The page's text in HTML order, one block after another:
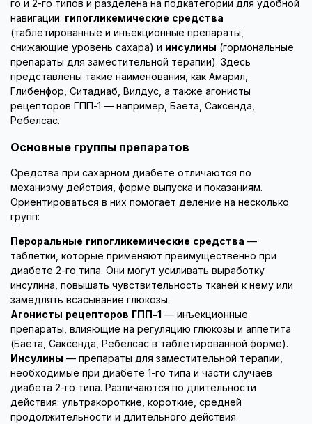
го и 2-го типов и разделена на подкатегории для удобной
навигации: гипогликемические средства
(таблетированные и инъекционные препараты,
снижающие уровень сахара) и инсулины (гормональные
препараты для заместительной терапии). Здесь
представлены такие наименования, как Амарил,
Глибенфор, Ситадиаб, Вилдус, а также агонисты
рецепторов ГПП-1 — например, Баета, Саксенда,
Ребелсас.
Основные группы препаратов
Средства при сахарном диабете отличаются по
механизму действия, форме выпуска и показаниям.
Ориентироваться в них помогает деление на несколько
групп:
Пероральные гипогликемические средства —
таблетки, которые применяют преимущественно при
диабете 2-го типа. Они могут усиливать выработку
инсулина, повышать чувствительность тканей к нему или
замедлять всасывание глюкозы.
Агонисты рецепторов ГПП-1 — инъекционные
препараты, влияющие на регуляцию глюкозы и аппетита
(Баета, Саксенда, Ребелсас в таблетированной форме).
Инсулины — препараты для заместительной терапии,
необходимые при диабете 1-го типа и части случаев
диабета 2-го типа. Различаются по длительности
действия: ультракороткие, короткие, средней
продолжительности и длительного действия.